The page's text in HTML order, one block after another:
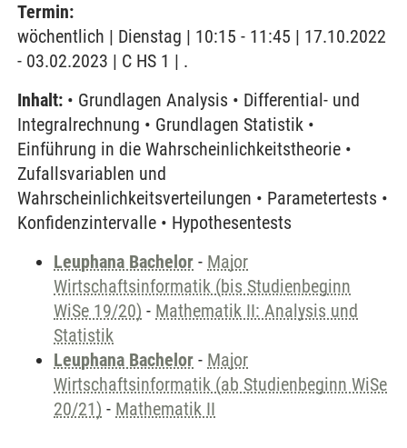
Termin:
wöchentlich | Dienstag | 10:15 - 11:45 | 17.10.2022
- 03.02.2023 | C HS 1 | .
Inhalt: • Grundlagen Analysis • Differential- und
Integralrechnung • Grundlagen Statistik •
Einführung in die Wahrscheinlichkeitstheorie •
Zufallsvariablen und
Wahrscheinlichkeitsverteilungen • Parametertests •
Konfidenzintervalle • Hypothesentests
Leuphana Bachelor - Major
Wirtschaftsinformatik (bis Studienbeginn
WiSe 19/20) - Mathematik II: Analysis und
Statistik
Leuphana Bachelor - Major
Wirtschaftsinformatik (ab Studienbeginn WiSe
20/21) - Mathematik II